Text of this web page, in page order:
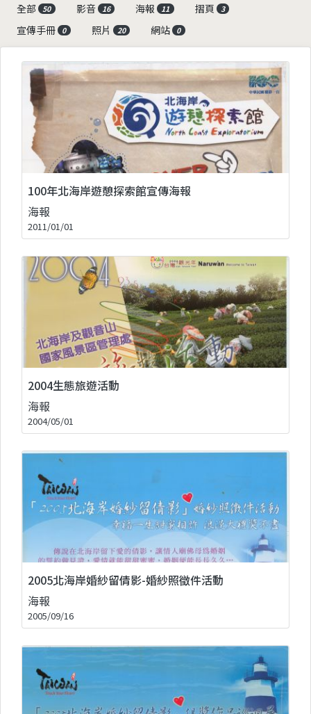
全部
50 影音 16 海報 11 摺頁 3
宣傳手冊 0 照片 20 網站 0
100年北海岸遊憩探索館宣傳海報
海報
2011/01/01
2004生態旅遊活動
海報
2004/05/01
2005北海岸婚紗留倩影-婚紗照徵件活動
海報
2005/09/16